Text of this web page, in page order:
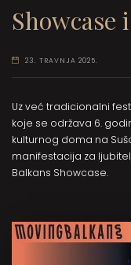
Showcase
23. TRAVNJA 2025.
Uz već tradicionalni
koje se održava 6.
kulturnog doma na
manifestacija za
Balkans Showcase.